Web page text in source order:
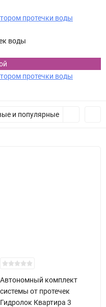
протечки воды
воды
протечки воды
и популярные
Автономный комплект
системы от протечек
Гидролок Квартира 3